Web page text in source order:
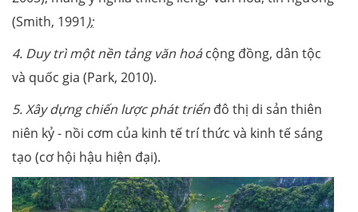
(Smith, 1991 );
4. Duy trì một nền tảng văn hoácộng đồng, dân tộc
và quốc gia (Park, 2010).
5. Xây dựng chiến lược phát triển đô thị di sản thiên
niên kỷ - nồi cơm của kinh tế trí thức và kinh tế sáng
tạo (cơ hội hậu hiện đại).